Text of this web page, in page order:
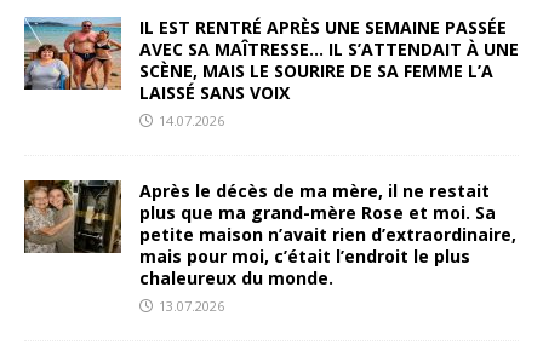
IL EST RENTRÉ APRÈS UNE SEMAINE PASSÉE
AVEC SA MAÎTRESSE… IL S’ATTENDAIT À UNE
SCÈNE, MAIS LE SOURIRE DE SA FEMME L’A
LAISSÉ SANS VOIX
14.07.2026
Après le décès de ma mère, il ne restait
plus que ma grand-mère Rose et moi. Sa
petite maison n’avait rien d’extraordinaire,
mais pour moi, c’était l’endroit le plus
chaleureux du monde.
13.07.2026